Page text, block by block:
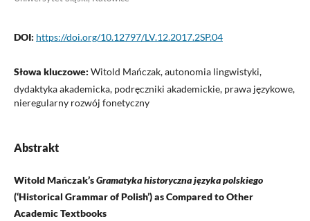
DOI: https://doi.org/10.12797/LV.12.2017.2SP.04
Słowa kluczowe: Witold Mańczak, autonomia lingwistyki,
dydaktyka akademicka, podręczniki akademickie, prawa językowe,
nieregularny rozwój fonetyczny
Abstrakt
Witold Mańczak’sGramatyka historyczna języka polskiego
(‘Historical Grammar of Polish’) as Compared to Other
Academic Textbooks